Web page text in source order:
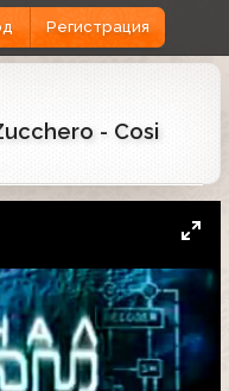
Регистрация
- Cosi